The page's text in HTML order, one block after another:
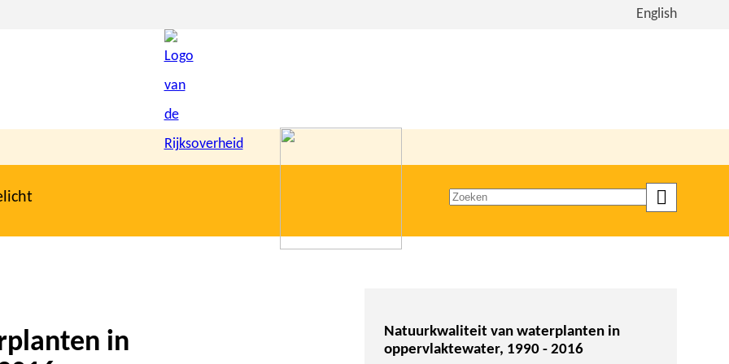
Bekijk
English
Zoeken
in
Natuurkwaliteit van waterplanten in
oppervlaktewater, 1990 - 2016